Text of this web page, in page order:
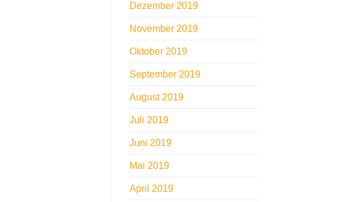
Dezember 2019
November 2019
Oktober 2019
September 2019
August 2019
Juli 2019
Juni 2019
Mai 2019
April 2019